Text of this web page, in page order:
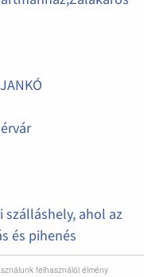
felhasználói élmény
szálláshely, ahol az
és pihenés